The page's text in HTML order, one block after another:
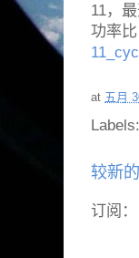
11，
功率
at 五月
Labels:
较新
订阅：